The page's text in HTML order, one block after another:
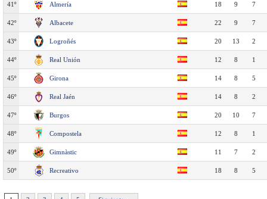
41º Almería 18 9 7
42º Albacete 22 9 7
43º Logroñés 20 13 2
44º Real Unión 12 8 1
45º Girona 14 8 5
46º Real Jaén 14 8 2
47º Burgos 20 10 7
48º Compostela 12 8 1
49º Gimnàstic 11 7 2
50º Recreativo 18 8 5